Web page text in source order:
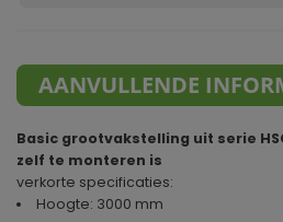
AANVULLENDE
Basic grootvakstelling uit serie
zelf te monteren is
verkorte specificaties:
Hoogte: 3000 mm